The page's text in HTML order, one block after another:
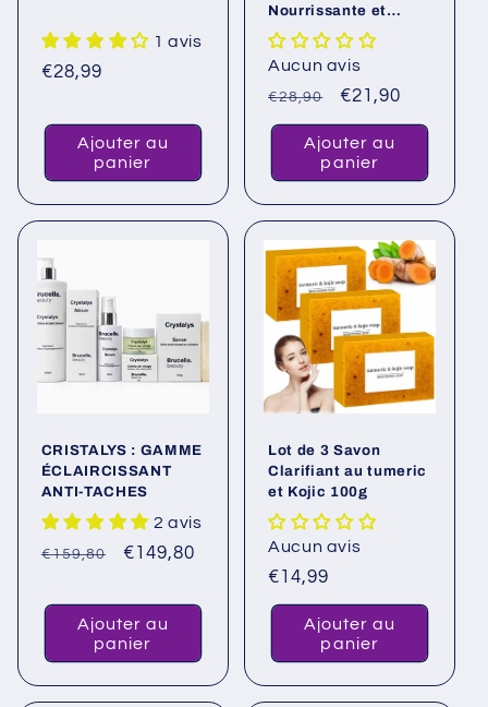
1 avis
Prix
€28,99
Ajouter au
panier
Nourrissante et
Unifiante
Aucun avis
Prix
habituel
€28,90
Prix
promotionnel
€21,90
Ajouter au
panier
CRISTALYS : GAMME
ÉCLAIRCISSANT
ANTI-TACHES
2 avis
Prix
€159,80
Prix
€149,80
Ajouter au
panier
Lot de 3 Savon
Clarifiant au tumeric
et Kojic 100g
Aucun avis
Prix
habituel
€14,99
Ajouter au
panier